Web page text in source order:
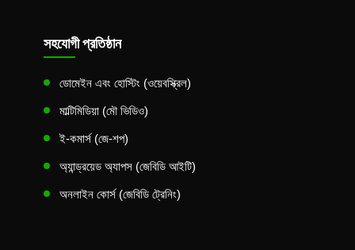
সহযোগী প্রতিষ্ঠান
ডোমেইন এবং হোস্টিং (ওয়েবস্ক্রিল)
মাল্টিমিডিয়া (মৌ ভিডিও)
ই-কমার্স (জে-শপ)
অ্যান্ড্রয়েড অ্যাপস (জেবিডি আইটি)
অনলাইন কোর্স (জেবিডি ট্রেনিং)